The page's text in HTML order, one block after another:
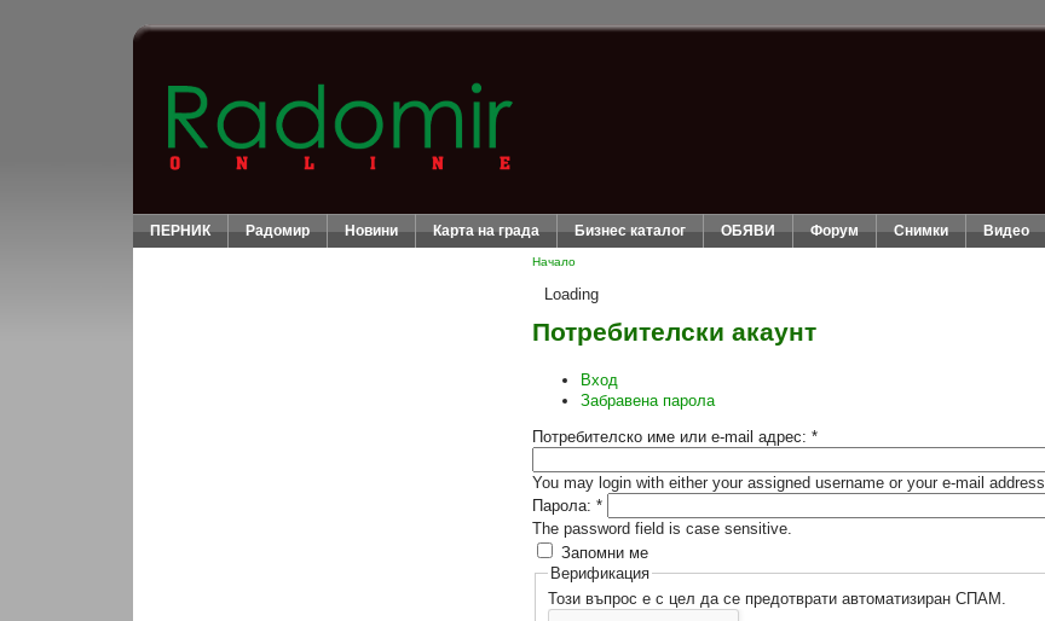
ПЕРНИК Радомир Новини Карта на града Бизнес каталог ОБЯВИ Форум Снимки Видео
Начало
Loading
Потребителски акаунт
Вход
Забравена парола
Потребителско име или e-mail адрес: *
You may login with either your assigned username or your e-mail address.
Парола: *
The password field is case sensitive.
Запомни ме
Верификация
Този въпрос е с цел да се предотврати автоматизиран СПАМ.